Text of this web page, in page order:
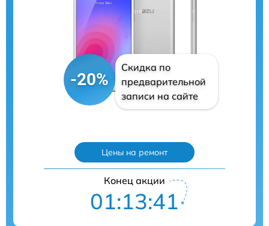
-20%
Скидка по
предварительной
записи на сайте
Цены на ремонт
Конец акции
01:13:40